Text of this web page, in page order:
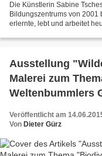
Die Künstlerin Sabine
Bildungszentrums von 2001
erlernte, lebt und arbeitet
Ausstellung
Malerei zum
Weltenbummlers
5.7.
Veröffentlicht am
Von Dieter Gürz